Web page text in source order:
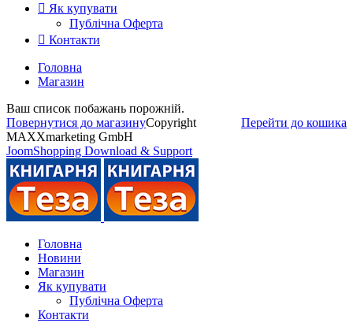
Як купувати
Публічна Оферта
Контакти
Головна
Магазин
Ваш список побажань порожній.
Повернутися до магазину
Перейти до кошика
Copyright
MAXXmarketing GmbH
JoomShopping Download & Support
Головна
Новини
Магазин
Як купувати
Публічна Оферта
Контакти